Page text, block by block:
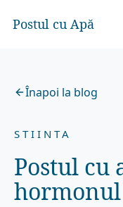
Postul cu Apă
Înapoi la blog
STIINTA
Postul cu
hormonul